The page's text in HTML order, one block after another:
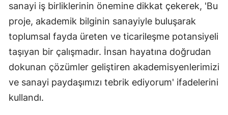
sanayi iş birliklerinin önemine dikkat çekerek, 'Bu
proje, akademik bilginin sanayiyle buluşarak
toplumsal fayda üreten ve ticarileşme potansiyeli
taşıyan bir çalışmadır. İnsan hayatına doğrudan
dokunan çözümler geliştiren akademisyenlerimizi
ve sanayi paydaşımızı tebrik ediyorum' ifadelerini
kullandı.